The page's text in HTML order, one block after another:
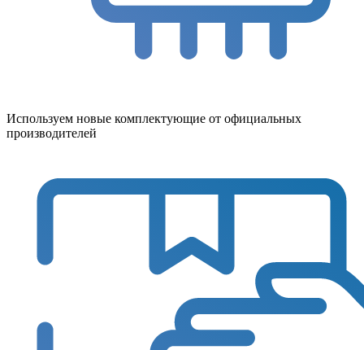
Используем новые комплектующие от официальных
производителей